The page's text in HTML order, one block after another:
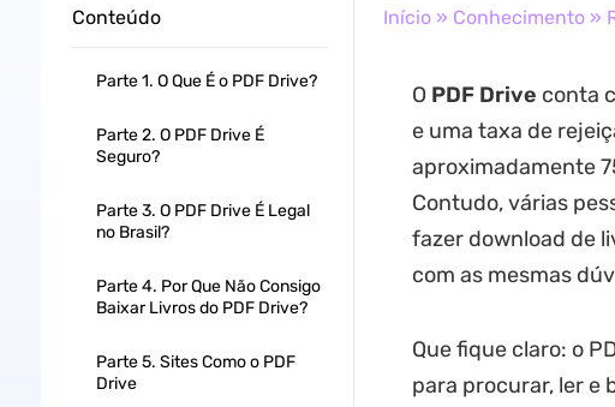
Conteúdo
Parte 1. O Que É o PDF Drive?
Parte 2. O PDF Drive É
Seguro?
Parte 3. O PDF Drive É Legal
no Brasil?
Parte 4. Por Que Não Consigo
Baixar Livros do PDF Drive?
Parte 5. Sites Como o PDF
Drive
Início» Conhecimento»
O PDF Drive conta
e uma taxa de
aproximadamente
Contudo, várias
fazer download de
com as mesmas
Que fique claro: o
para procurar, ler e